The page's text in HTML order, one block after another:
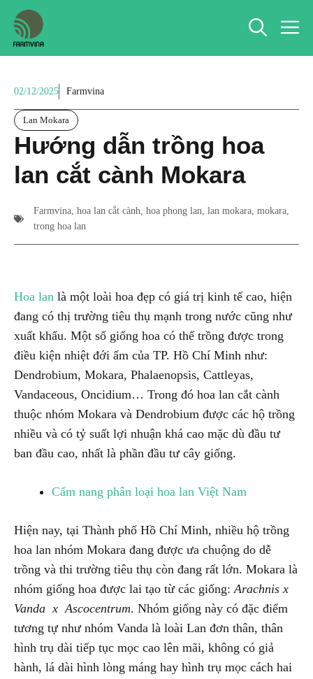
Chuyển
đến
nội
02/12/2025 Farmvina
Lan Mokara
Hướng dẫn trồng hoa
lan cắt cành Mokara
Farmvina, hoa lan cắt cành, hoa phong lan, lan mokara, mokara,
trong hoa lan
Hoa lan là một loài hoa đẹp có giá trị kinh tế cao, hiện
đang có thị trường tiêu thụ mạnh trong nước cũng như
xuất khẩu. Một số giống hoa có thể trồng được trong
điều kiện nhiệt đới ẩm của TP. Hồ Chí Minh như:
Dendrobium, Mokara, Phalaenopsis, Cattleyas,
Vandaceous, Oncidium… Trong đó hoa lan cắt cành
thuộc nhóm Mokara và Dendrobium được các hộ trồng
nhiều và có tỷ suất lợi nhuận khá cao mặc dù đầu tư
ban đầu cao, nhất là phần đầu tư cây giống.
Cẩm nang phân loại hoa lan Việt Nam
Hiện nay, tại Thành phố Hồ Chí Minh, nhiều hộ trồng
hoa lan nhóm Mokara đang được ưa chuộng do dễ
trồng và thi trường tiêu thụ còn đang rất lớn. Mokara là
nhóm giống hoa được lai tạo từ các giống:Arachnis x
Vanda x Ascocentrum. Nhóm giống này có đặc điểm
tương tự như nhóm Vanda là loài Lan đơn thân, thân
hình trụ dài tiếp tục mọc cao lên mãi, không có giả
hành, lá dài hình lòng máng hay hình trụ mọc cách hai